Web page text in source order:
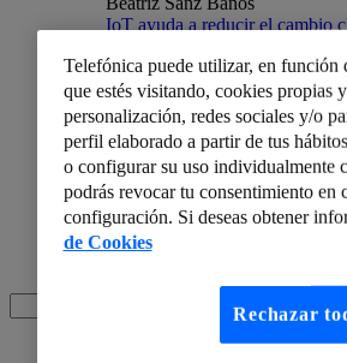
IoT ayuda a reducir el cambio
Things en nuestras acciones
nuestro trabajo. Haber
una manera tan natural a
Personal
Networks & Connectivity
Enviroment
Digital Transformation
Hide
Telefónica puede utilizar, en
que estés visitando, cookies propias
personalización, redes sociales y/o
perfil elaborado a partir de tus
o configurar su uso individualmente
podrás revocar tu consentimiento en
configuración. Si deseas obtener
de Cookies
Rechazar